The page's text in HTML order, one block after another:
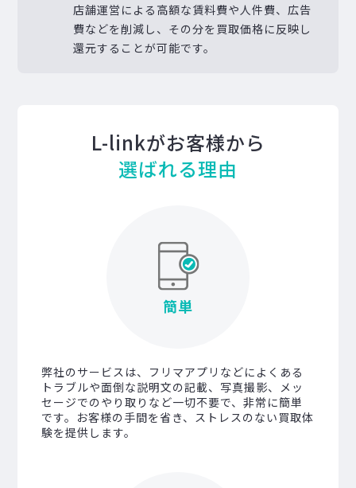
店舗運営による高額な賃料費や人件費、広告
費などを削減し、その分を買取価格に反映し
還元することが可能です。
L-linkがお客様から
選ばれる理由
簡単
弊社のサービスは、フリマアプリなどによくある
トラブルや面倒な説明文の記載、写真撮影、メッ
セージでのやり取りなど一切不要で、非常に簡単
です。お客様の手間を省き、ストレスのない買取体
験を提供します。